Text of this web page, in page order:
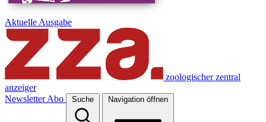
Aktuelle Ausgabe
zoologischer zentral
anzeiger
Newsletter Abo Suche Navigation öffnen